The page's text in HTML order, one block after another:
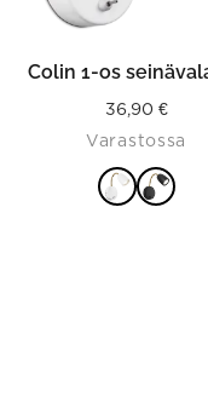
Colin 1-os
36,90 €
Varastossa